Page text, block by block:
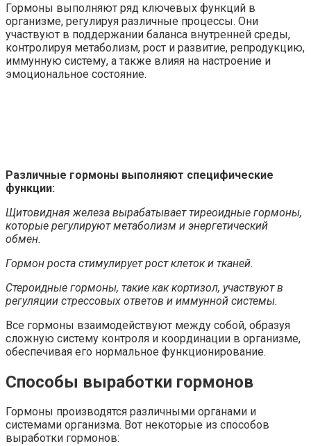
Гормоны выполняют ряд ключевых функций в
организме, регулируя различные процессы. Они
участвуют в поддержании баланса внутренней среды,
контролируя метаболизм, рост и развитие, репродукцию,
иммунную систему, а также влияя на настроение и
эмоциональное состояние.
Различные гормоны выполняют специфические
функции:
Щитовидная железа вырабатывает тиреоидные гормоны,
которые регулируют метаболизм и энергетический
обмен.
Гормон роста стимулирует рост клеток и тканей.
Стероидные гормоны, такие как кортизол, участвуют в
регуляции стрессовых ответов и иммунной системы.
Все гормоны взаимодействуют между собой, образуя
сложную систему контроля и координации в организме,
обеспечивая его нормальное функционирование.
Способы выработки гормонов
Гормоны производятся различными органами и
системами организма. Вот некоторые из способов
выработки гормонов: